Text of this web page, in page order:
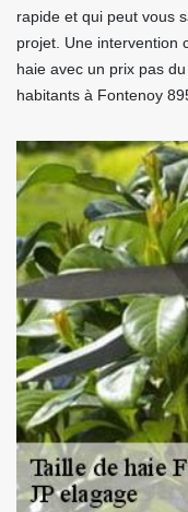
rapide et qui peut vous
projet. Une intervention
haie avec un prix pas
habitants à Fontenoy